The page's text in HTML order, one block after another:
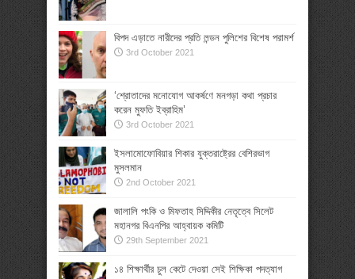
বিপদ এড়াতে নারীদের প্রতি লন্ডন পুলিশের বিশেষ পরামর্শ
3rd October 2021
‘শ্রোতাদের মনোযোগ আকর্ষণে মনগড়া কথা প্রচার
করেন মুফতি ইব্রাহিম’
3rd October 2021
ইসলামোফোবিয়ার শিকার যুক্তরাষ্ট্রের বেশিরভাগ
মুসলমান
2nd October 2021
জালালি পংকি ও মিফতাহ সিদ্দিকীর নেতৃত্বে সিলেট
মহানগর বিএনপির আহ্বায়ক কমিটি
29th September 2021
১৪ শিক্ষার্থীর চুল কেটে দেওয়া সেই শিক্ষিকা পদত্যাগ